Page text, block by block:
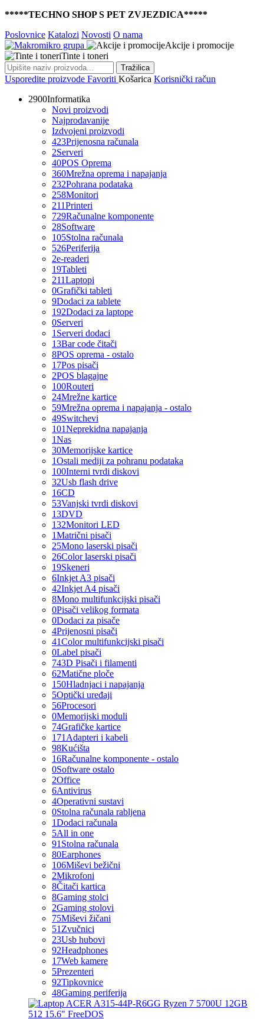
*****TECHNO SHOP S PET ZVJEZDICA*****
Poslovnice Katalozi Novosti O nama
Akcije i promocije
Tinte i toneri
Tražilica
Usporedite proizvode Favoriti Košarica Korisnički račun
2900Informatika
Novi proizvodi
Najprodavanije
Izdvojeni proizvodi
423Prijenosna računala
2Serveri
40POS Oprema
360Mrežna oprema i napajanja
232Pohrana podataka
258Monitori
211Printeri
729Računalne komponente
28Software
105Stolna računala
526Periferija
2e-readeri
19Tableti
211Laptopi
0Grafički tableti
9Dodaci za tablete
192Dodaci za laptope
0Serveri
1 Serveri dodaci
13Bar code čitači
8POS oprema - ostalo
17Pos pisači
2POS blagajne
100Routeri
24Mrežne kartice
59Mrežna oprema i napajanja - ostalo
49Switchevi
101Neprekidna napajanja
1Nas
30Memorijske kartice
1Ostali mediji za pohranu podataka
100Interni tvrdi diskovi
32Usb flash drive
16CD
53Vanjski tvrdi diskovi
13DVD
132Monitori LED
1Matrični pisači
25Mono laserski pisači
26Color laserski pisači
19Skeneri
6Inkjet A3 pisači
42Inkjet A4 pisači
8Mono multifunkcijski pisači
0Pisači velikog formata
0Dodaci za pisače
4Prijenosni pisači
41Color multifunkcijski pisači
0Label pisači
743D Pisači i filamenti
62Matične ploče
150Hladnjaci i napajanja
5Optički uređaji
56Procesori
0Memorijski moduli
74Grafičke kartice
171 Adapteri i kabeli
98Kućišta
16Računalne komponente - ostalo
0Software ostalo
2Office
6Antivirus
4Operativni sustavi
0Stolna računala rabljena
1Dodaci računala
5All in one
91 Stolna računala
80Earphones
106Miševi bežični
2Mikrofoni
8Čitači kartica
8Gaming stolci
2Gaming stolovi
75Miševi žičani
51 Zvučnici
23Usb hubovi
92Headphones
17Web kamere
5Prezenteri
92Tipkovnice
48Gaming periferija